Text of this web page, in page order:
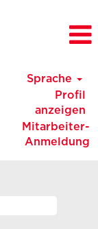
Sprache
Profil
anzeigen
Mitarbeiter-
Anmeldung